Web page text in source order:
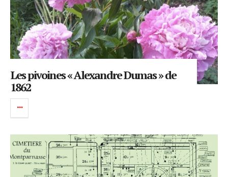
Les pivoines « Alexandre Dumas » de
1862